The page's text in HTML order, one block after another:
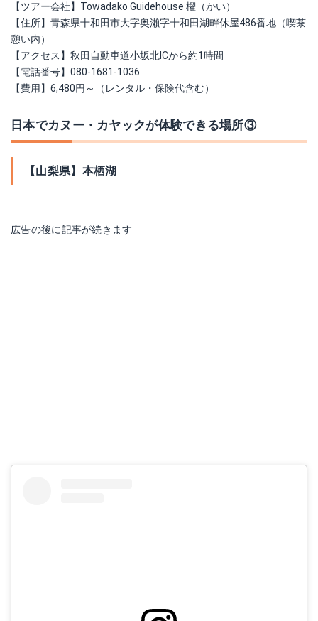
【ツアー会社】Towadako Guidehouse 櫂（かい）
【住所】青森県十和田市大字奥瀨字十和田湖畔休屋486番地（喫茶
憩い内）
【アクセス】秋田自動車道小坂北ICから約1時間
【電話番号】080-1681-1036
【費用】6,480円～（レンタル・保険代含む）
日本でカヌー・カヤックが体験できる場所③
【山梨県】本栖湖
広告の後に記事が続きます